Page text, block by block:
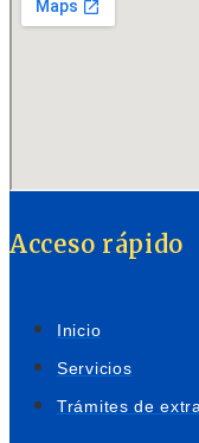
Acceso rápido
Inicio
Servicios
Trámites de